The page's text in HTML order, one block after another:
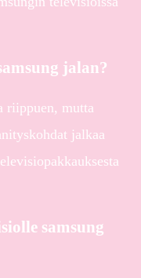
jalan?
riippuen, mutta
jalkaa
samsung